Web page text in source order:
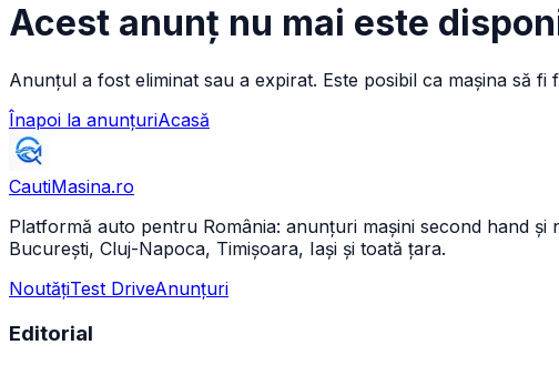
Acest anunț nu mai este
Anunțul a fost eliminat sau a expirat. Este posibil ca mașina să
Înapoi la anunțuriAcasă
CautiMasina.ro
Platformă auto pentru România: anunțuri mașini second hand
București, Cluj-Napoca, Timișoara, Iași și toată țara.
NoutățiTest DriveAnunțuri
Editorial